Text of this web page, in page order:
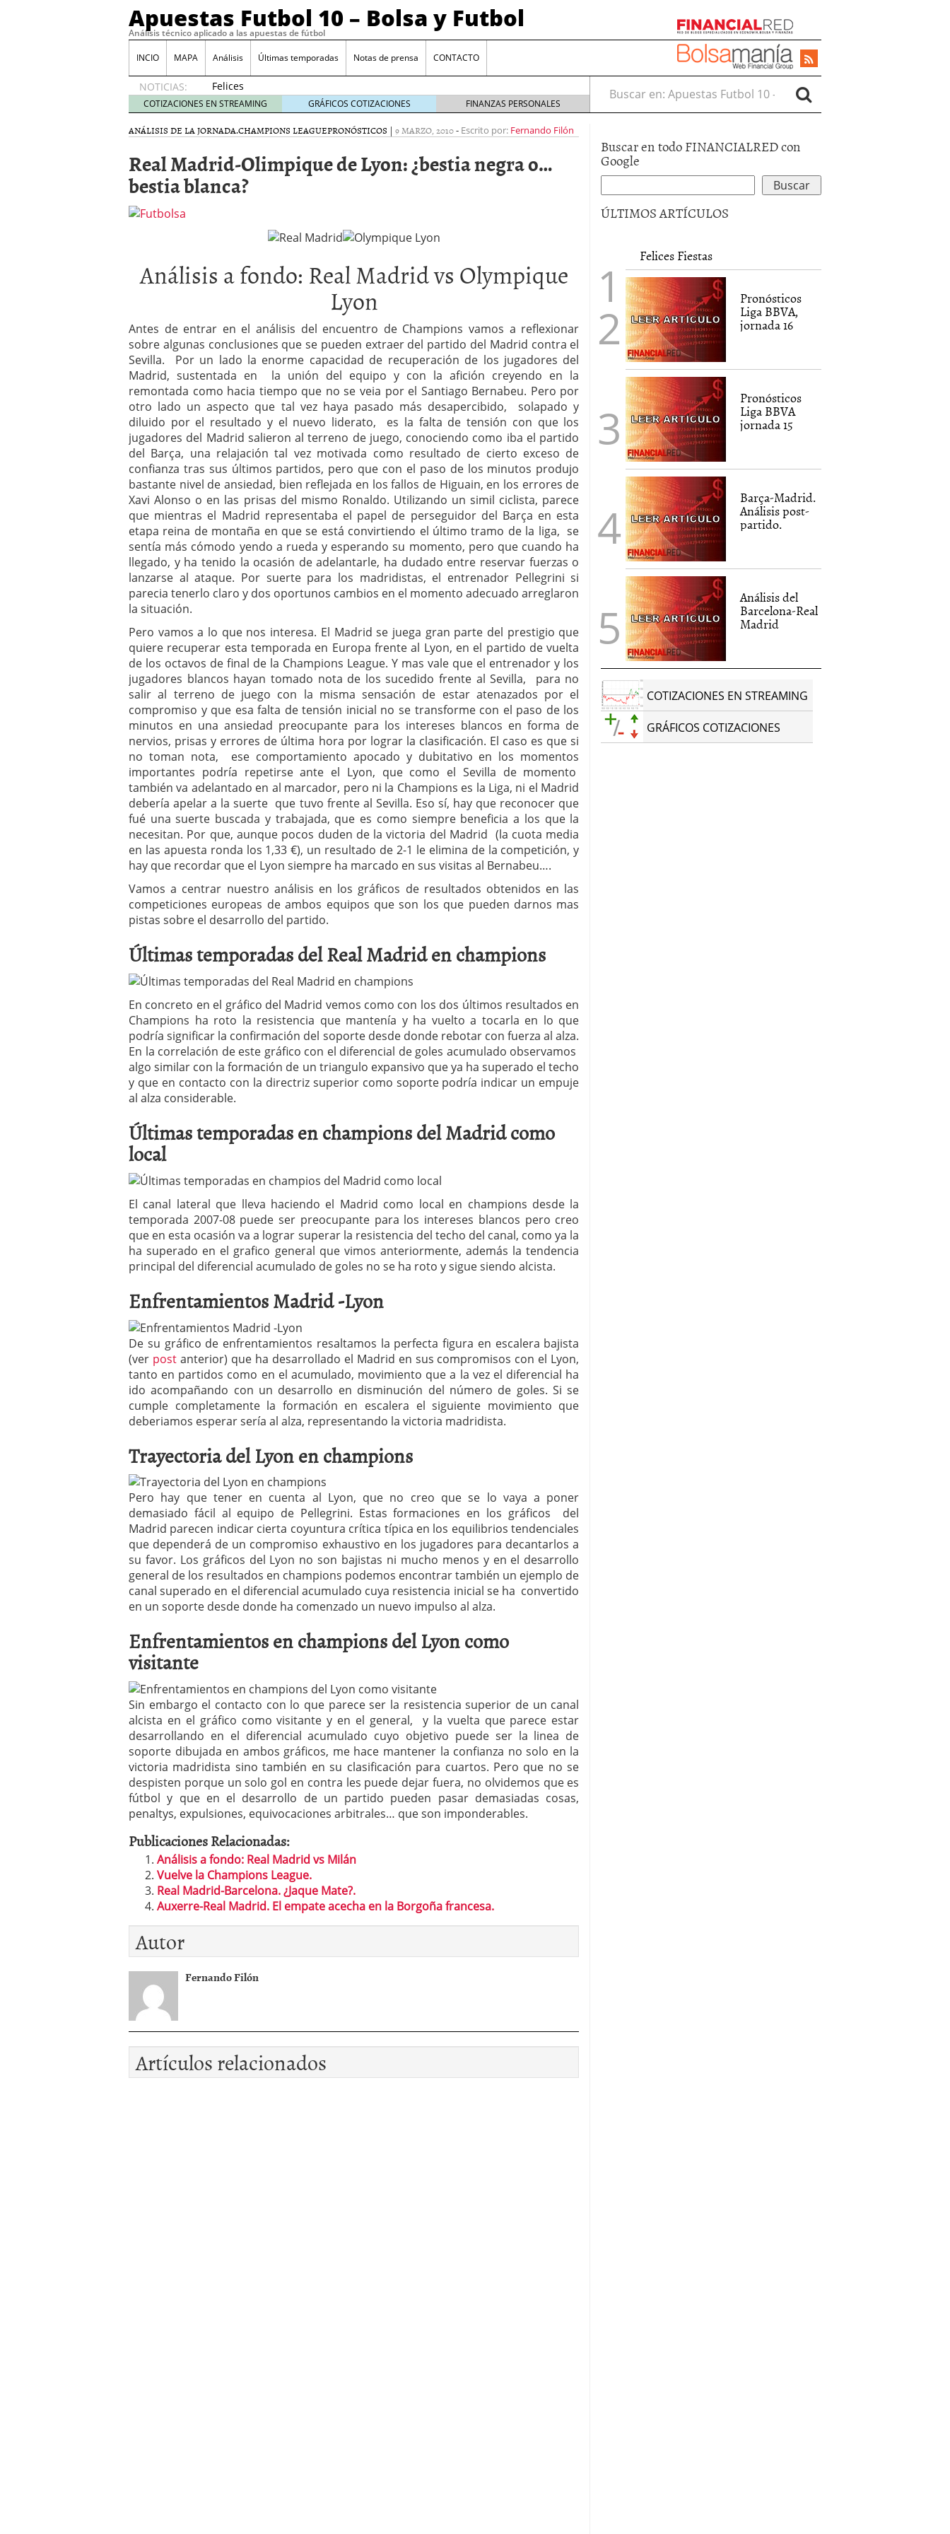
Apuestas Futbol 10 – Bolsa y Futbol
Análisis técnico aplicado a las apuestas de fútbol
INCIO MAPA Análisis Últimas temporadas Notas de prensa CONTACTO
NOTICIAS:
Felices
Fiestas
diciembre
23, 2010
Pronósticos Liga BBVA jornada 15
diciembre 10, 2010
Barça-Madrid. Análisis post-partido. diciembre 1, 2010
Análisis del Barcelona-Real Madrid
COTIZACIONES EN STREAMING GRÁFICOS COTIZACIONES FINANZAS PERSONALES
Buscar en:
ANÁLISIS DE LA JORNADA.CHAMPIONS LEAGUEPRONÓSTICOS | 9 MARZO, 2010- Escrito por: Fernando Filón
Real Madrid-Olimpique de Lyon: ¿bestia negra o…
bestia blanca?
Análisis a fondo: Real Madrid vs Olympique
Lyon
Antes de entrar en el análisis del encuentro de Champions vamos a reflexionar
sobre algunas conclusiones que se pueden extraer del partido del Madrid contra el
Sevilla. Por un lado la enorme capacidad de recuperación de los jugadores del
Madrid, sustentada en la unión del equipo y con la afición creyendo en la
remontada como hacia tiempo que no se veia por el Santiago Bernabeu. Pero por
otro lado un aspecto que tal vez haya pasado más desapercibido, solapado y
diluido por el resultado y el nuevo liderato, es la falta de tensión con que los
jugadores del Madrid salieron al terreno de juego, conociendo como iba el partido
del Barça, una relajación tal vez motivada como resultado de cierto exceso de
confianza tras sus últimos partidos, pero que con el paso de los minutos produjo
bastante nivel de ansiedad, bien reflejada en los fallos de Higuain, en los errores de
Xavi Alonso o en las prisas del mismo Ronaldo. Utilizando un simil ciclista, parece
que mientras el Madrid representaba el papel de perseguidor del Barça en esta
etapa reina de montaña en que se está convirtiendo el último tramo de la liga, se
sentía más cómodo yendo a rueda y esperando su momento, pero que cuando ha
llegado, y ha tenido la ocasión de adelantarle, ha dudado entre reservar fuerzas o
lanzarse al ataque. Por suerte para los madridistas, el entrenador Pellegrini si
parecia tenerlo claro y dos oportunos cambios en el momento adecuado arreglaron
la situación.
Pero vamos a lo que nos interesa. El Madrid se juega gran parte del prestigio que
quiere recuperar esta temporada en Europa frente al Lyon, en el partido de vuelta
de los octavos de final de la Champions League. Y mas vale que el entrenador y los
jugadores blancos hayan tomado nota de los sucedido frente al Sevilla, para no
salir al terreno de juego con la misma sensación de estar atenazados por el
compromiso y que esa falta de tensión inicial no se transforme con el paso de los
minutos en una ansiedad preocupante para los intereses blancos en forma de
nervios, prisas y errores de última hora por lograr la clasificación. El caso es que si
no toman nota, ese comportamiento apocado y dubitativo en los momentos
importantes podría repetirse ante el Lyon, que como el Sevilla de momento
también va adelantado en al marcador, pero ni la Champions es la Liga, ni el Madrid
debería apelar a la suerte que tuvo frente al Sevilla. Eso sí, hay que reconocer que
fué una suerte buscada y trabajada, que es como siempre beneficia a los que la
necesitan. Por que, aunque pocos duden de la victoria del Madrid (la cuota media
en las apuesta ronda los 1,33 €), un resultado de 2-1 le elimina de la competición, y
hay que recordar que el Lyon siempre ha marcado en sus visitas al Bernabeu….
Vamos a centrar nuestro análisis en los gráficos de resultados obtenidos en las
competiciones europeas de ambos equipos que son los que pueden darnos mas
pistas sobre el desarrollo del partido.
Últimas temporadas del Real Madrid en champions
En concreto en el gráfico del Madrid vemos como con los dos últimos resultados en
Champions ha roto la resistencia que mantenía y ha vuelto a tocarla en lo que
podría significar la confirmación del soporte desde donde rebotar con fuerza al alza.
En la correlación de este gráfico con el diferencial de goles acumulado observamos
algo similar con la formación de un triangulo expansivo que ya ha superado el techo
y que en contacto con la directriz superior como soporte podría indicar un empuje
al alza considerable.
Últimas temporadas en champions del Madrid como
local
El canal lateral que lleva haciendo el Madrid como local en champions desde la
temporada 2007-08 puede ser preocupante para los intereses blancos pero creo
que en esta ocasión va a lograr superar la resistencia del techo del canal, como ya la
ha superado en el grafico general que vimos anteriormente, además la tendencia
principal del diferencial acumulado de goles no se ha roto y sigue siendo alcista.
Enfrentamientos Madrid -Lyon
De su gráfico de enfrentamientos resaltamos la perfecta figura en escalera bajista
(ver postanterior) que ha desarrollado el Madrid en sus compromisos con el Lyon,
tanto en partidos como en el acumulado, movimiento que a la vez el diferencial ha
ido acompañando con un desarrollo en disminución del número de goles. Si se
cumple completamente la formación en escalera el siguiente movimiento que
deberiamos esperar sería al alza, representando la victoria madridista.
Trayectoria del Lyon en champions
Pero hay que tener en cuenta al Lyon, que no creo que se lo vaya a poner
demasiado fácil al equipo de Pellegrini. Estas formaciones en los gráficos del
Madrid parecen indicar cierta coyuntura crítica típica en los equilibrios tendenciales
que dependerá de un compromiso exhaustivo en los jugadores para decantarlos a
su favor. Los gráficos del Lyon no son bajistas ni mucho menos y en el desarrollo
general de los resultados en champions podemos encontrar también un ejemplo de
canal superado en el diferencial acumulado cuya resistencia inicial se ha convertido
en un soporte desde donde ha comenzado un nuevo impulso al alza.
Enfrentamientos en champions del Lyon como
visitante
Sin embargo el contacto con lo que parece ser la resistencia superior de un canal
alcista en el gráfico como visitante y en el general, y la vuelta que parece estar
desarrollando en el diferencial acumulado cuyo objetivo puede ser la linea de
soporte dibujada en ambos gráficos, me hace mantener la confianza no solo en la
victoria madridista sino también en su clasificación para cuartos. Pero que no se
despisten porque un solo gol en contra les puede dejar fuera, no olvidemos que es
fútbol y que en el desarrollo de un partido pueden pasar demasiadas cosas,
penaltys, expulsiones, equivocaciones arbitrales… que son imponderables.
Publicaciones Relacionadas:
Análisis a fondo: Real Madrid vs Milán
Vuelve la Champions League.
Real Madrid-Barcelona. ¿Jaque Mate?.
Auxerre-Real Madrid. El empate acecha en la Borgoña francesa.
Autor
Fernando Filón
Artículos relacionados
Buscar en todo FINANCIALRED con
Google
ÚLTIMOS ARTÍCULOS
Felices Fiestas
Pronósticos
Liga BBVA,
jornada 16
Pronósticos
Liga BBVA
jornada 15
Barça-Madrid.
Análisis post-
partido.
Análisis del
Barcelona-Real
Madrid
COTIZACIONES EN STREAMING
GRÁFICOS COTIZACIONES